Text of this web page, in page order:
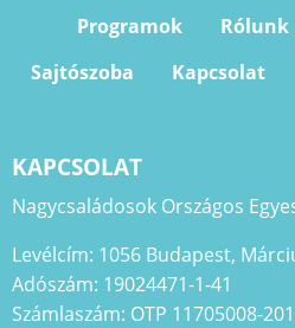
Programok
Rólunk
Sajtószoba
Kapcsolat
KAPCSOLAT
Nagycsaládosok Országos
Levélcím: 1056 Budapest,
Adószám: 19024471-1-41
Számlaszám: OTP 11705008-